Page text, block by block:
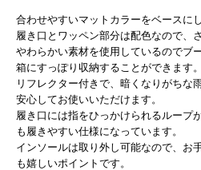
合わせやすいマットカラーをベースに
履き口とワッペン部分は配色なので、
やわらかい素材を使用しているのでブ
箱にすっぽり収納することができます。
リフレクター付きで、暗くなりがちな
安心してお使いいただけます。
履き口には指をひっかけられるループ
も履きやすい仕様になっています。
インソールは取り外し可能なので、お
も嬉しいポイントです。